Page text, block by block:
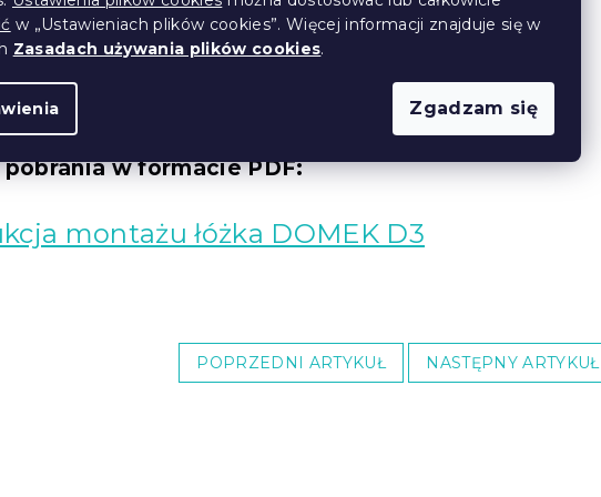
w „Ustawieniach plików cookies”. Więcej informacji znajduje się w
Zasadach używania plików cookies.
Zgadzam się
za pomocą dołączonego klucza imbusowego.
przymocuj część znajdującą się w nogach.
w ramę łóżka
na stałe połączyć z łóżkiem za pomocą śrub.
materac na stelażu i łóżko będzie gotowe
w formacie PDF:
montażu łóżka DOMEK D3
POPRZEDNI ARTYKUŁ NASTĘPNY ARTYKUŁ